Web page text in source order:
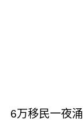
6万移民一夜